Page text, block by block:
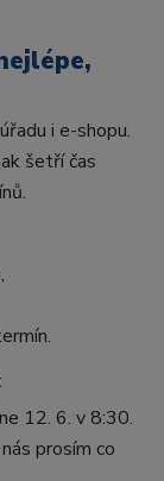
i e-shopu.
šetří čas
12. 6. v 8:30.
prosím co